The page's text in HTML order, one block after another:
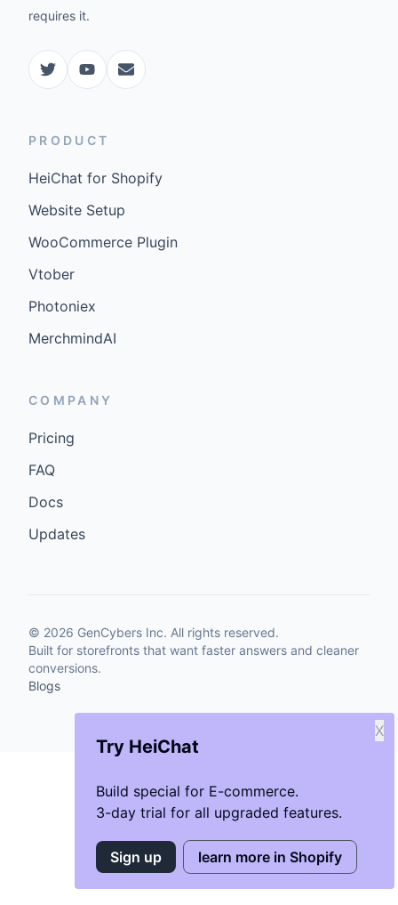
Try HeiChat
Build special for E-commerce.
3-day trial for all upgraded features.
X
Sign up learn more in Shopify
requires it.
PRODUCT
HeiChat for Shopify
Website Setup
WooCommerce Plugin
Vtober
Photoniex
MerchmindAI
COMPANY
Pricing
FAQ
Docs
Updates
© 2026 GenCybers Inc. All rights reserved.
Built for storefronts that want faster answers and cleaner
conversions.
Blogs